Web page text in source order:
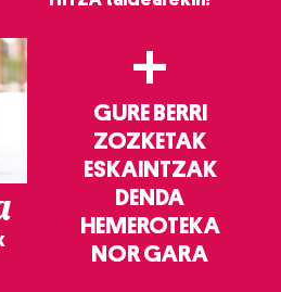
+
GURE BERRI
ZOZKETAK
ESKAINTZAK
DENDA
HEMEROTEKA
NOR GARA